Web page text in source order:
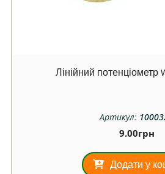
Лінійний потенціометр
Артикул:
9.00грн
Додати у